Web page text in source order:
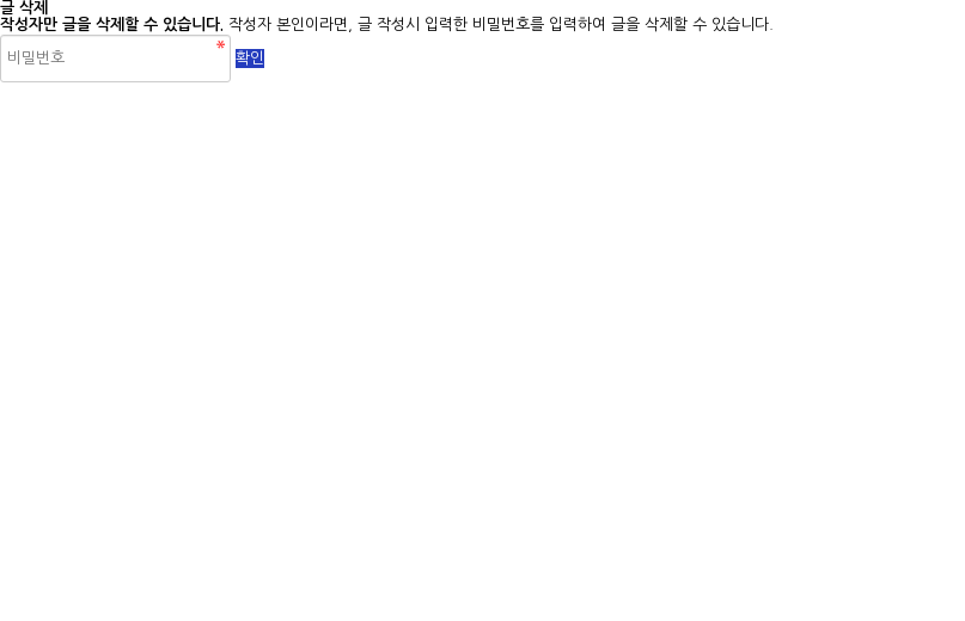
글 삭제
작성자만 글을 삭제할 수 있습니다.
작성자 본인이라면, 글 작성시 입력한 비밀번호를 입력하여 글을 삭제할 수 있습니다.